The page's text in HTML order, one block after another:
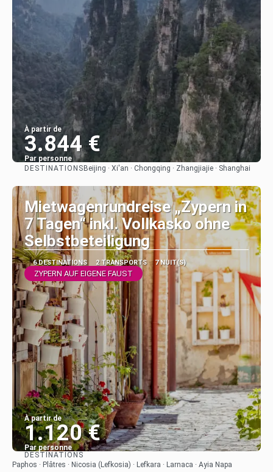
À partir de
3.844 €
Par personne
DESTINATIONS Beijing · Xi'an · Chongqing · Zhangjiajie · Shanghai
Mietwagenrundreise „Zypern in
7 Tagen“ inkl. Vollkasko ohne
Selbstbeteiligung
6 DESTINATIONS 2 TRANSPORTS 7 NUIT(S)
ZYPERN AUF EIGENE FAUST
À partir de
1.120 €
Par personne
Afficher
DESTINATIONS
Paphos · Plâtres · Nicosia (Lefkosia) · Lefkara · Larnaca · Ayia Napa